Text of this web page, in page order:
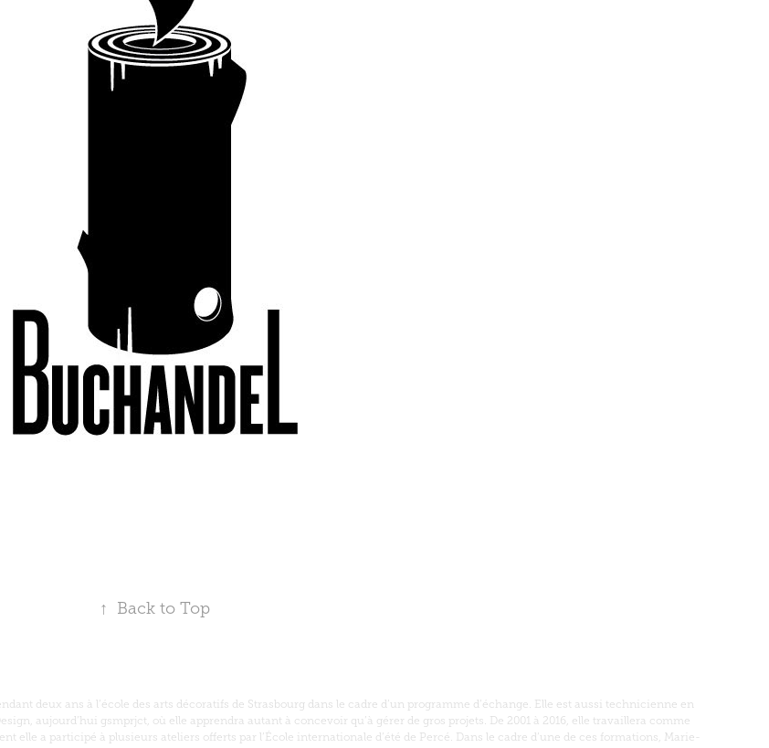
↑ Back to Top
deux ans à l’école des arts décoratifs de Strasbourg dans le cadre d’un programme d’échange. Elle est aussi technicienne en
aujourd’hui gsmprjct, où elle apprendra autant à concevoir qu’à gérer de gros projets. De 2001 à 2016, elle travaillera comme
elle a participé à plusieurs ateliers offerts par l’École internationale d’été de Percé. Dans le cadre d’une de ces formations, Marie-